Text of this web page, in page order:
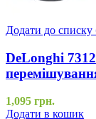
Додати до списку
DeLonghi
1,095 грн.
Додати в кошик